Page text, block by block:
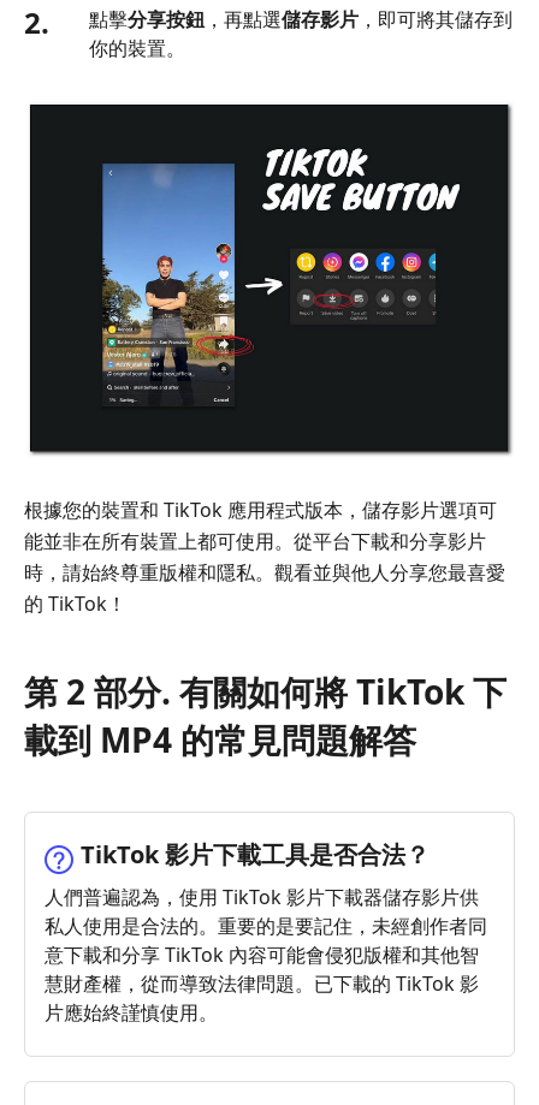
2. 點擊分享按鈕 ，再點選儲存影片 ，即可將其儲存到
你的裝置。
根據您的裝置和 TikTok 應用程式版本，儲存影片選項可
能並非在所有裝置上都可使用。從平台下載和分享影片
時，請始終尊重版權和隱私。觀看並與他人分享您最喜愛
的 TikTok！
第 2 部分. 有關如何將 TikTok 下
載到 MP4 的常見問題解答
TikTok 影片下載工具是否合法？
人們普遍認為，使用 TikTok 影片下載器儲存影片供
私人使用是合法的。重要的是要記住，未經創作者同
意下載和分享 TikTok 內容可能會侵犯版權和其他智
慧財產權，從而導致法律問題。已下載的 TikTok 影
片應始終謹慎使用。